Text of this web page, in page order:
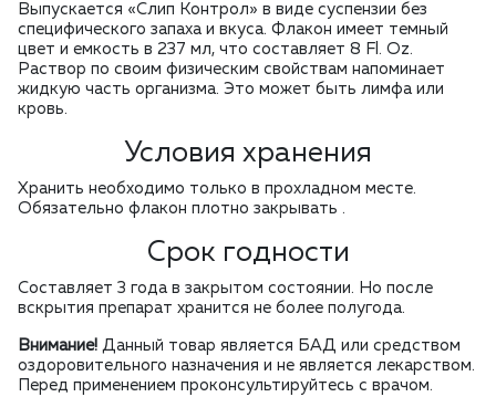
Выпускается «Слип Контрол» в виде суспензии без
специфического запаха и вкуса. Флакон имеет темный
цвет и емкость в 237 мл, что составляет 8 Fl. Oz.
Раствор по своим физическим свойствам напоминает
жидкую часть организма. Это может быть лимфа или
кровь.
Условия хранения
Хранить необходимо только в прохладном месте.
Обязательно флакон плотно закрывать .
Срок годности
Составляет 3 года в закрытом состоянии. Но после
вскрытия препарат хранится не более полугода.
Внимание! Данный товар является БАД или средством
оздоровительного назначения и не является лекарством.
Перед применением проконсультируйтесь с врачом.